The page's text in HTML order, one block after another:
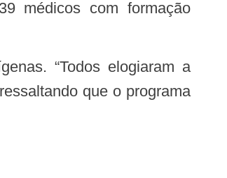
médicos com formação
que o programa